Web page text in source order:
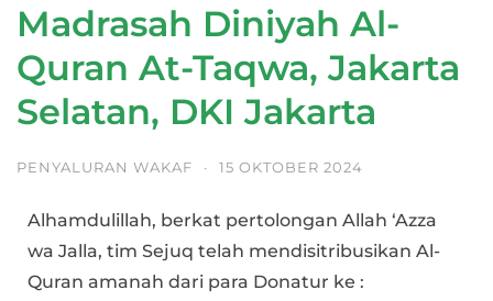
Madrasah Diniyah Al-
Quran At-Taqwa, Jakarta
Selatan, DKI Jakarta
PENYALURAN WAKAF · 15 OKTOBER 2024
Alhamdulillah, berkat pertolongan Allah ‘Azza
wa Jalla, tim Sejuq telah mendisitribusikan Al-
Quran amanah dari para Donatur ke :